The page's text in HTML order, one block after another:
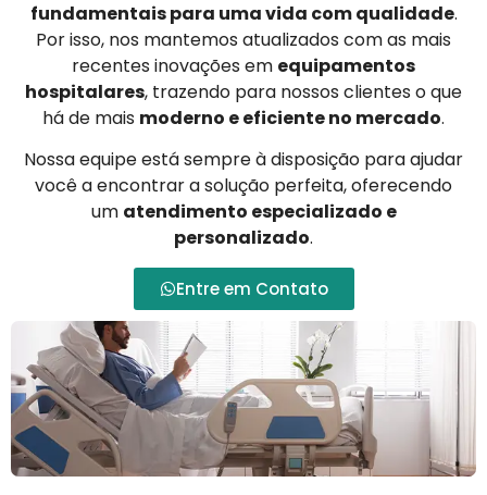
fundamentais para uma vida com qualidade.
Por isso, nos mantemos atualizados com as mais
recentes inovações em equipamentos
hospitalares, trazendo para nossos clientes o que
há de mais moderno e eficiente no mercado.
Nossa equipe está sempre à disposição para ajudar
você a encontrar a solução perfeita, oferecendo
um atendimento especializado e
personalizado.
Entre em Contato